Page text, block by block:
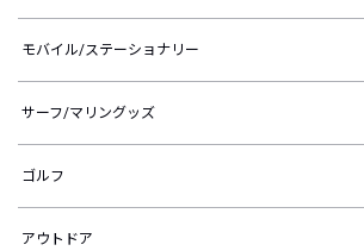
モバイル/ステーショナリー
サーフ/マリングッズ
ゴルフ
アウトドア